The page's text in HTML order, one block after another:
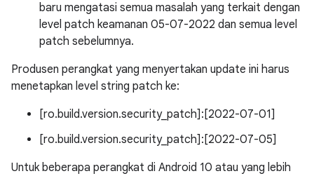
baru mengatasi semua masalah yang terkait dengan
level patch keamanan 05-07-2022 dan semua level
patch sebelumnya.
Produsen perangkat yang menyertakan update ini harus
menetapkan level string patch ke:
[ro.build.version.security_patch]:[2022-07-01]
[ro.build.version.security_patch]:[2022-07-05]
Untuk beberapa perangkat di Android 10 atau yang lebih